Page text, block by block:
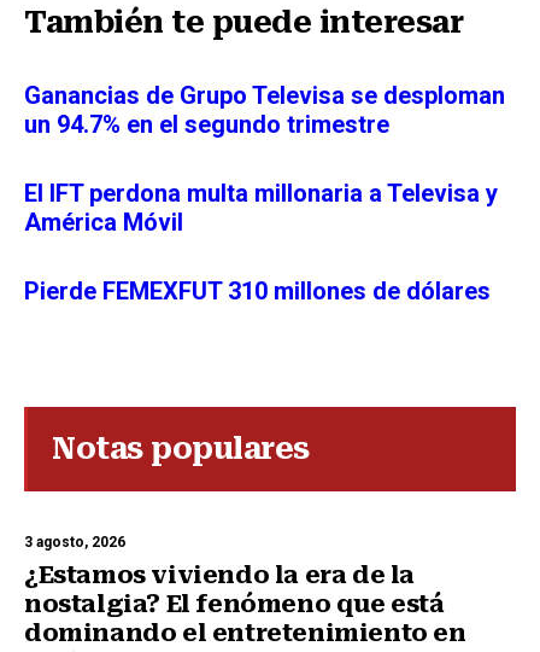
También te puede interesar
Ganancias de Grupo Televisa se desploman
un 94.7% en el segundo trimestre
El IFT perdona multa millonaria a Televisa y
América Móvil
Pierde FEMEXFUT 310 millones de dólares
Notas populares
3 agosto, 2026
¿Estamos viviendo la era de la
nostalgia? El fenómeno que está
dominando el entretenimiento en